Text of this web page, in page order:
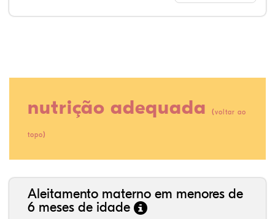
nutrição adequada (voltar ao
topo)
Aleitamento materno em menores de
6 meses de idade
11,24%
1,74%
0,12%
69,06%
3,71%
14,14%
35,89%
3,62%
0,11%
52,11%
2,54%
5,72%